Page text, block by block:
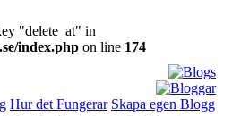
"delete_at" in
index.php on line 174
Hur det Fungerar Skapa egen Blogg